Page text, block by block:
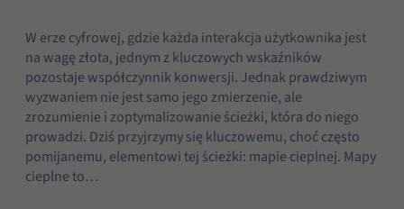
W erze cyfrowej, gdzie każda interakcja użytkownika jest
na wagę złota, jednym z kluczowych wskaźników
pozostaje współczynnik konwersji. Jednak prawdziwym
wyzwaniem nie jest samo jego zmierzenie, ale
zrozumienie i zoptymalizowanie ścieżki, która do niego
prowadzi. Dziś przyjrzymy się kluczowemu, choć często
pomijanemu, elementowi tej ścieżki: mapie cieplnej. Mapy
cieplne to…